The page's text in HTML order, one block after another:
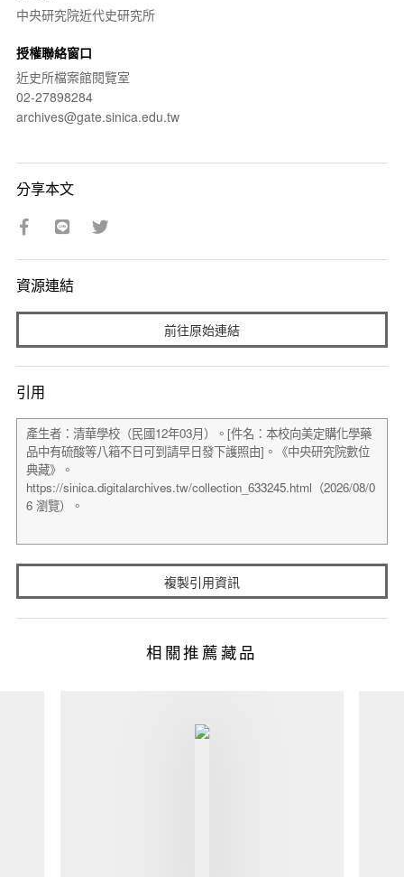
中央研究院近代史研究所
授權聯絡窗口
近史所檔案館閱覽室
02-27898284
archives@gate.sinica.edu.tw
分享本文
資源連結
前往原始連結
引用
複製引用資訊
相關推薦藏品